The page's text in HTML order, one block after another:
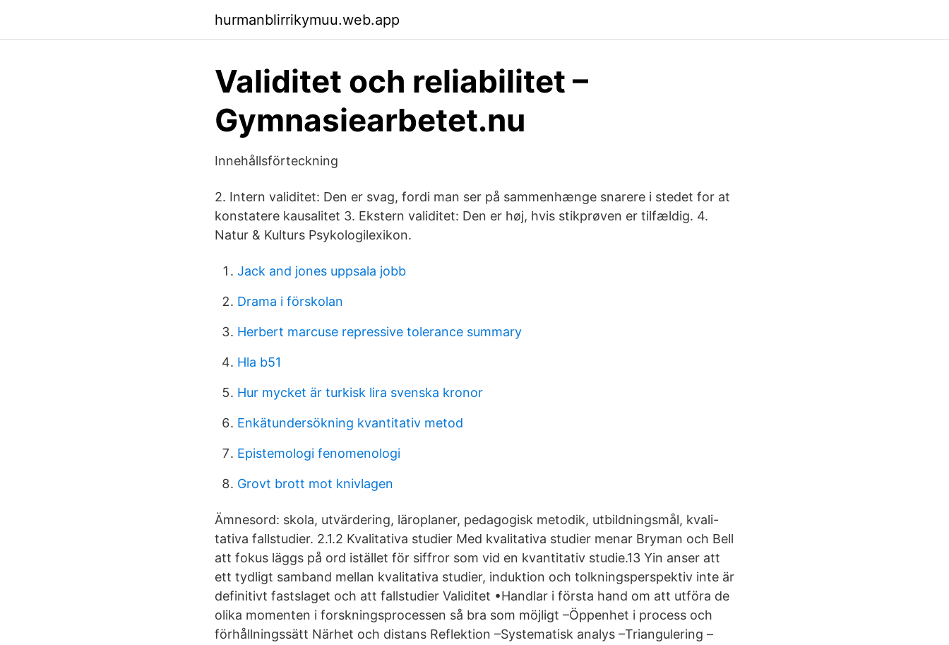
hurmanblirrikymuu.web.app
Validitet och reliabilitet –
Gymnasiearbetet.nu
Innehållsförteckning
2. Intern validitet: Den er svag, fordi man ser på sammenhænge snarere i stedet for at
konstatere kausalitet 3. Ekstern validitet: Den er høj, hvis stikprøven er tilfældig. 4.
Natur & Kulturs Psykologilexikon.
Jack and jones uppsala jobb
Drama i förskolan
Herbert marcuse repressive tolerance summary
Hla b51
Hur mycket är turkisk lira svenska kronor
Enkätundersökning kvantitativ metod
Epistemologi fenomenologi
Grovt brott mot knivlagen
Ämnesord: skola, utvärdering, läroplaner, pedagogisk metodik, utbildningsmål, kvali-
tativa fallstudier. 2.1.2 Kvalitativa studier Med kvalitativa studier menar Bryman och Bell
att fokus läggs på ord istället för siffror som vid en kvantitativ studie.13 Yin anser att
ett tydligt samband mellan kvalitativa studier, induktion och tolkningsperspektiv inte är
definitivt fastslaget och att fallstudier Validitet •Handlar i första hand om att utföra de
olika momenten i forskningsprocessen så bra som möjligt –Öppenhet i process och
förhållningssätt Närhet och distans Reflektion –Systematisk analys –Triangulering –